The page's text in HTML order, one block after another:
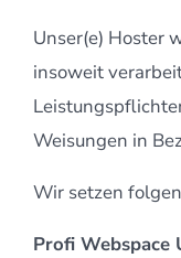
Unser(e) Hoster
insoweit
Weisungen in
Wir setzen
Profi Webspace